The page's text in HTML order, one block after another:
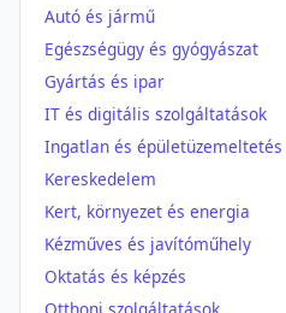
Autó és jármű
Egészségügy és gyógyászat
Gyártás és ipar
IT és digitális szolgáltatások
Ingatlan és épületüzemeltetés
Kereskedelem
Kert, környezet és energia
Kézműves és javítóműhely
Oktatás és képzés